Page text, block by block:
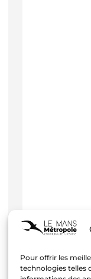
Pour offrir les
technologies telles